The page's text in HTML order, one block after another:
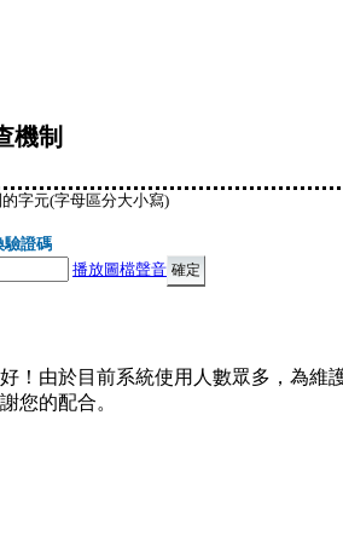
機制
字元(字母區分大小寫)
驗證碼
播放圖檔聲音
！由於目前系統使用人數眾多，為
您的配合。